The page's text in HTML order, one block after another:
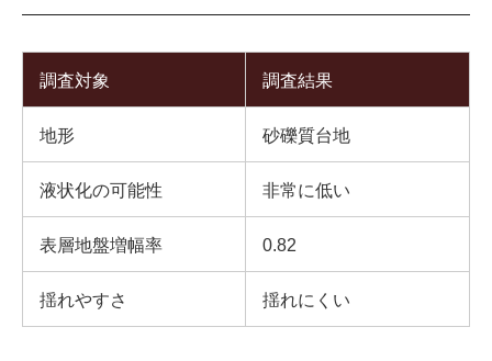
調査対象 調査結果
地形 砂礫質台地
液状化の可能性 非常に低い
表層地盤増幅率 0.82
揺れやすさ 揺れにくい